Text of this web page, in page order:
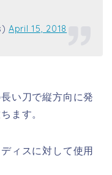
April 15, 2018
い刀で縦方向に発
ます。
ィスに対して使用